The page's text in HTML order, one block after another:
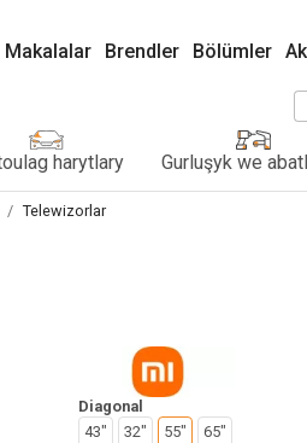
Makalalar Brendler Bölümler
harytlary Gurluşyk we
Telewizorlar
Diagonal
43"
32" 55" 65"